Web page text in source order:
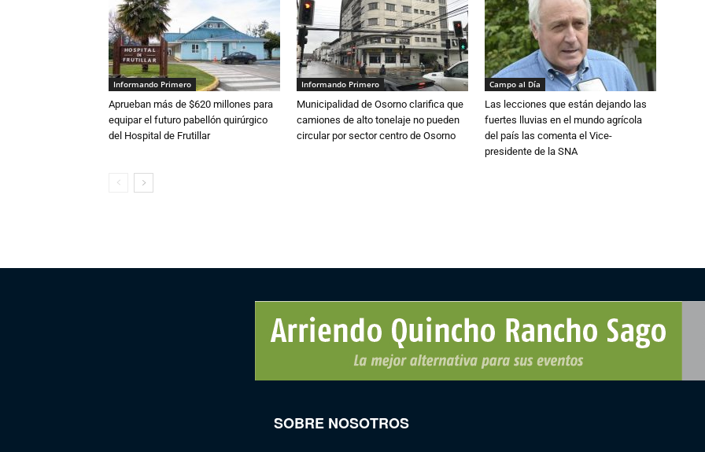
Informando Primero
Aprueban más de $620 millones para
equipar el futuro pabellón quirúrgico
del Hospital de Frutillar
Informando Primero
Municipalidad de Osorno clarifica que
camiones de alto tonelaje no pueden
circular por sector centro de Osorno
Campo al Día
Las lecciones que están dejando las
fuertes lluvias en el mundo agrícola
del país las comenta el Vice-
presidente de la SNA
SOBRE NOSOTROS